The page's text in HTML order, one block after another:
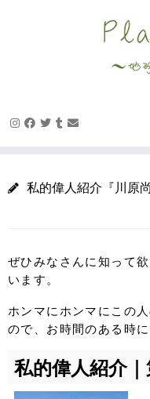
私的偉人紹介『川原尚
ぜひみなさんに知って
います。
ホンマにホンマにこの
ので、お時間のある時
私的偉人紹介